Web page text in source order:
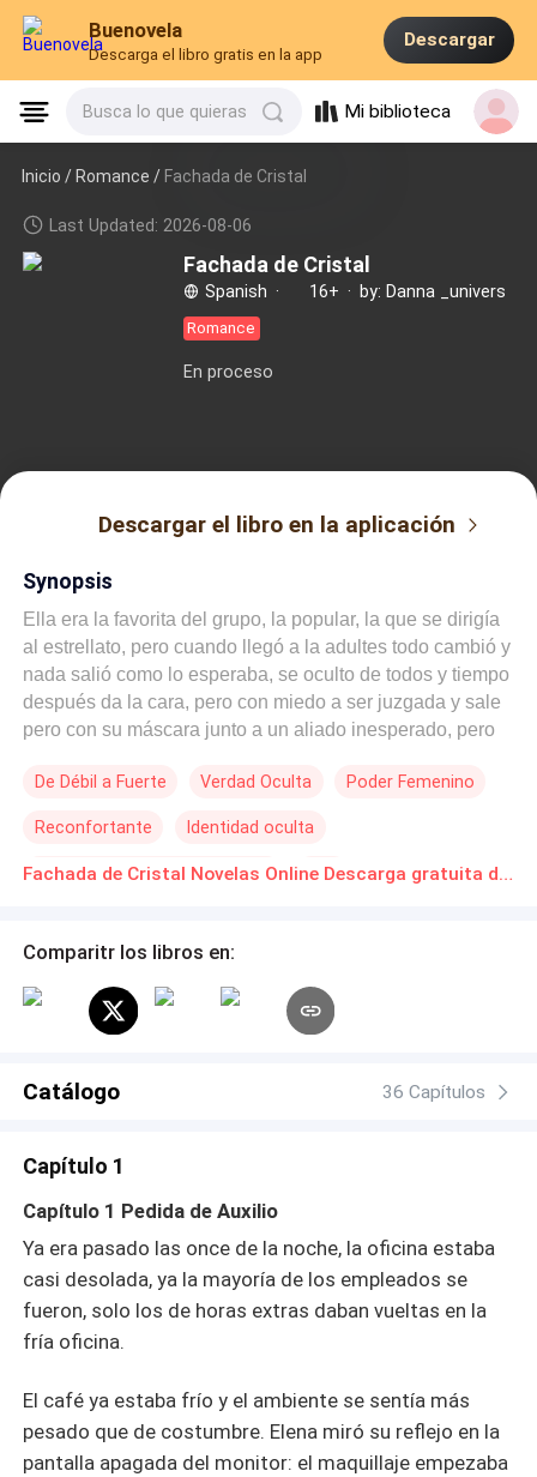
Buenovela
Descarga el libro gratis en la app
Descargar
Busca lo que quieras Mi biblioteca
Inicio /Romance / Fachada de Cristal
Last Updated: 2026-08-06
Fachada de Cristal
Spanish · 16+ · by: Danna _univers
Romance
En proceso
Descargar el libro en la aplicación
Synopsis
Ella era la favorita del grupo, la popular, la que se dirigía
al estrellato, pero cuando llegó a la adultes todo cambió y
nada salió como lo esperaba, se oculto de todos y tiempo
después da la cara, pero con miedo a ser juzgada y sale
pero con su máscara junto a un aliado inesperado, pero
y terminara mostrando su verdadero yo.
De Débil a Fuerte Verdad Oculta Poder Femenino
Reconfortante Identidad oculta
Protagonista femenina fuerte CEO Fachada de Cristal Novelas Online Descarga gratuita de PDF
Comparitr los libros en:
Catálogo 36 Capítulos
Capítulo 1
Capítulo 1 Pedida de Auxilio
Ya era pasado las once de la noche, la oficina estaba
casi desolada, ya la mayoría de los empleados se
fueron, solo los de horas extras daban vueltas en la
fría oficina.
El café ya estaba frío y el ambiente se sentía más
pesado que de costumbre. Elena miró su reflejo en la
pantalla apagada del monitor: el maquillaje empezaba